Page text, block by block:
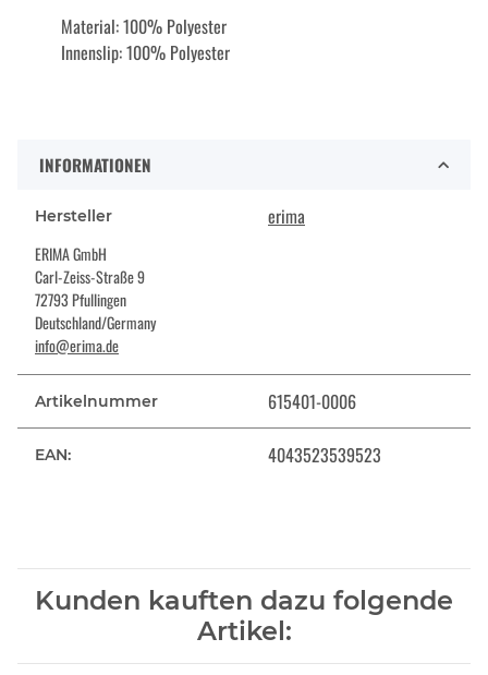
Material: 100% Polyester
Innenslip: 100% Polyester
INFORMATIONEN
Hersteller erima
ERIMA GmbH
Carl-Zeiss-Straße 9
72793 Pfullingen
Deutschland/Germany
info@erima.de
Artikelnummer 615401-0006
EAN: 4043523539523
Kunden kauften dazu folgende
Artikel: